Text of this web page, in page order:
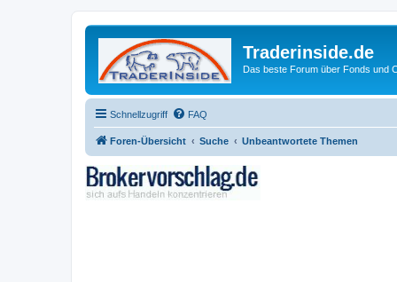
Traderinside.de
Das beste Forum über Fonds und
Schnellzugriff FAQ
Foren-Übersicht Suche Unbeantwortete Themen